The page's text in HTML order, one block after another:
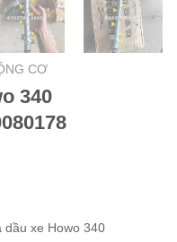
CƠ
340
dầu xe Howo 340